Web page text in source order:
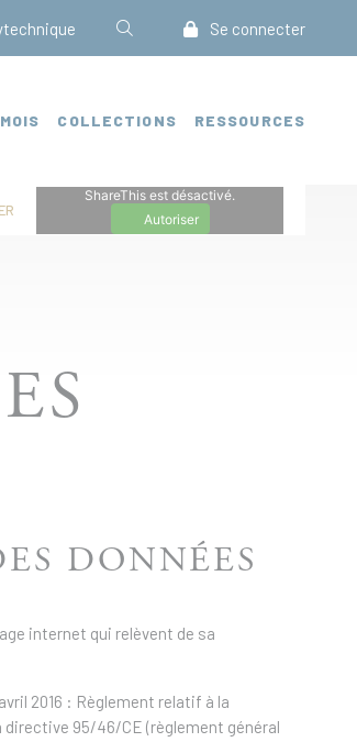
Se connecter
COLLECTIONS RESSOURCES
ShareThis est désactivé.
Autoriser
DONNÉES
internet qui relèvent de sa
2016 : Règlement relatif à la
directive 95/46/CE (règlement général